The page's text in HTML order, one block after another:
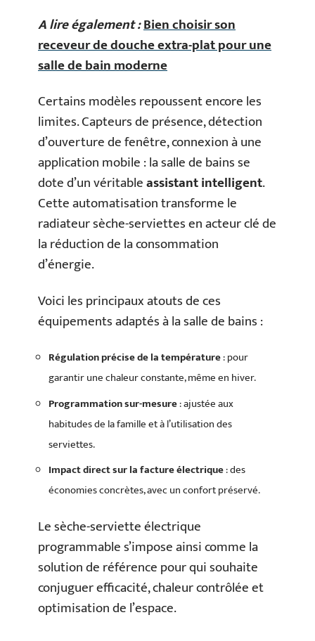
A lire également :Bien choisir son
receveur de douche extra-plat pour une
salle de bain moderne
Certains modèles repoussent encore les
limites. Capteurs de présence, détection
d’ouverture de fenêtre, connexion à une
application mobile : la salle de bains se
dote d’un véritableassistant intelligent.
Cette automatisation transforme le
radiateur sèche-serviettes en acteur clé de
la réduction de la consommation
d’énergie.
Voici les principaux atouts de ces
équipements adaptés à la salle de bains :
Régulation précise de la température: pour
garantir une chaleur constante, même en hiver.
Programmation sur-mesure: ajustée aux
habitudes de la famille et à l’utilisation des
serviettes.
Impact direct sur la facture électrique: des
économies concrètes, avec un confort préservé.
Le sèche-serviette électrique
programmable s’impose ainsi comme la
solution de référence pour qui souhaite
conjuguer efficacité, chaleur contrôlée et
optimisation de l’espace.